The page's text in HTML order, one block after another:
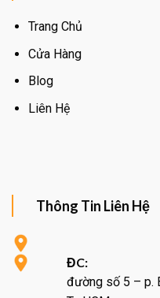
Trang Chủ
Cửa Hàng
Blog
Liên Hệ
Thông Tin Liên Hệ
ĐC:
đường số 5 – p.